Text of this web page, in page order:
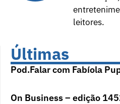
leitores.
Últimas
Pod.Falar com Fabíola
On Business – edição